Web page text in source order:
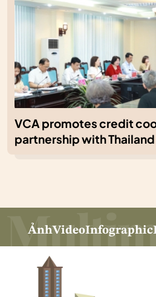
VCA promotes credit
partnership with Thailand
ẢnhVideoInfographic